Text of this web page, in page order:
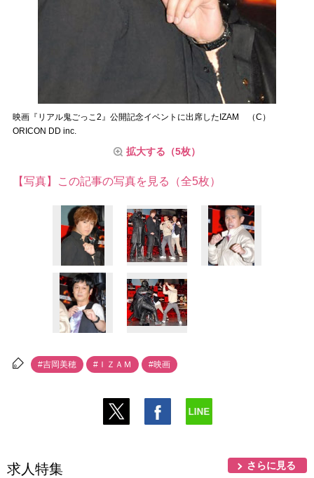
映画『リアル鬼ごっこ2』公開記念イベントに出席したIZAM （C）
ORICON DD inc.
拡大する（5枚）
【写真】この記事の写真を見る（全5枚）
#吉岡美穂 #ＩＺＡＭ #映画
求人特集 さらに見る